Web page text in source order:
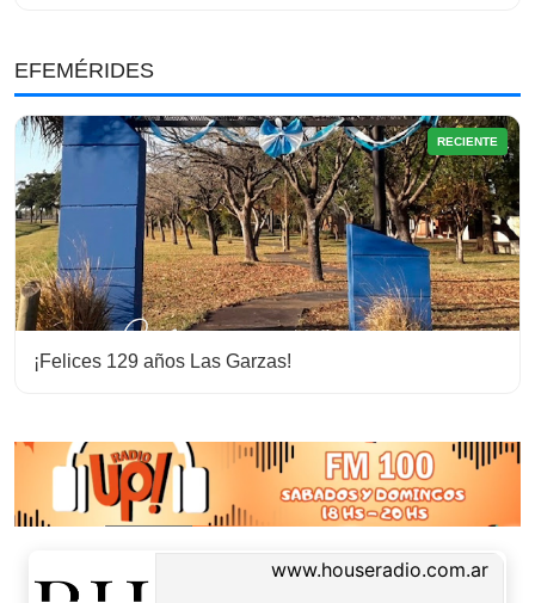
EFEMÉRIDES
RECIENTE
¡Felices 129 años Las Garzas!